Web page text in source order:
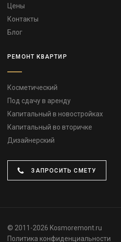
Цены
Контакты
Блог
РЕМОНТ КВАРТИР
Косметический
Под сдачу в аренду
Капитальный в новостройках
Капитальный во вторичке
Дизайнерский
ЗАПРОСИТЬ СМЕТУ
© 2011-2026 Kosmoremont.ru
Политика конфиденциальности